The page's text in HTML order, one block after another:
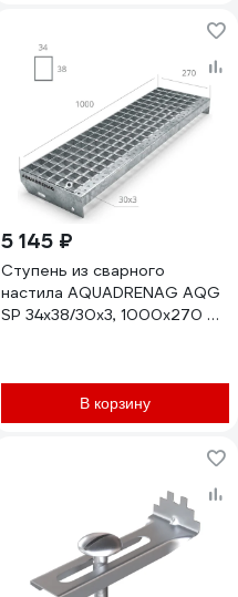
5 145 ₽
Ступень из сварного
настила AQUADRENAG AQG
SР 34х38/30х3, 1000х270 мм
В корзину